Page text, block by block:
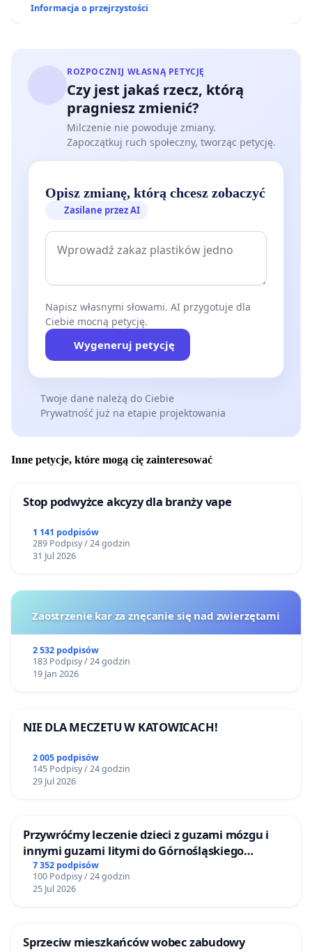
Informacja o przejrzystości
ROZPOCZNIJ WŁASNĄ PETYCJĘ
Czy jest jakaś rzecz, którą
pragniesz zmienić?
Milczenie nie powoduje zmiany.
Zapoczątkuj ruch społeczny, tworząc petycję.
Opisz zmianę, którą chcesz zobaczyć
Zasilane przez AI
Napisz własnymi słowami. AI przygotuje dla
Ciebie mocną petycję.
Wygeneruj petycję
Twoje dane należą do Ciebie
Prywatność już na etapie projektowania
Inne petycje, które mogą cię zainteresować
Stop podwyżce akcyzy dla branży vape
1 141 podpisów
289 Podpisy / 24 godzin
31 Jul 2026
Zaostrzenie kar za znęcanie się nad zwierzętami
2 532 podpisów
183 Podpisy / 24 godzin
19 Jan 2026
NIE DLA MECZETU W KATOWICACH!
2 005 podpisów
145 Podpisy / 24 godzin
29 Jul 2026
Przywróćmy leczenie dzieci z guzami mózgu i
innymi guzami litymi do Górnośląskiego
Centrum Zdrowia Dziecka w Katowicach
7 352 podpisów
100 Podpisy / 24 godzin
25 Jul 2026
Sprzeciw mieszkańców wobec zabudowy